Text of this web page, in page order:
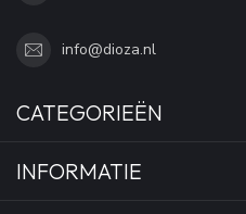
info@dioza.nl
CATEGORIEËN
INFORMATIE